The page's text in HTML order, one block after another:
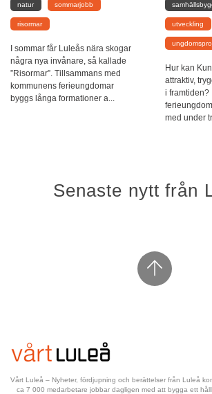
natur sommarjobb
risormar
I sommar får Luleås nära skogar
några nya invånare, så kallade
”Risormar”. Tillsammans med
kommunens ferieungdomar
byggs långa formationer a...
utveckling
Hur kan
attraktiv,
i framtiden?
med under
Senaste nytt från
Vårt Luleå – Nyheter, fördjupning och berättelser från Luleå
ca 7 000 medarbetare jobbar dagligen med att bygga ett